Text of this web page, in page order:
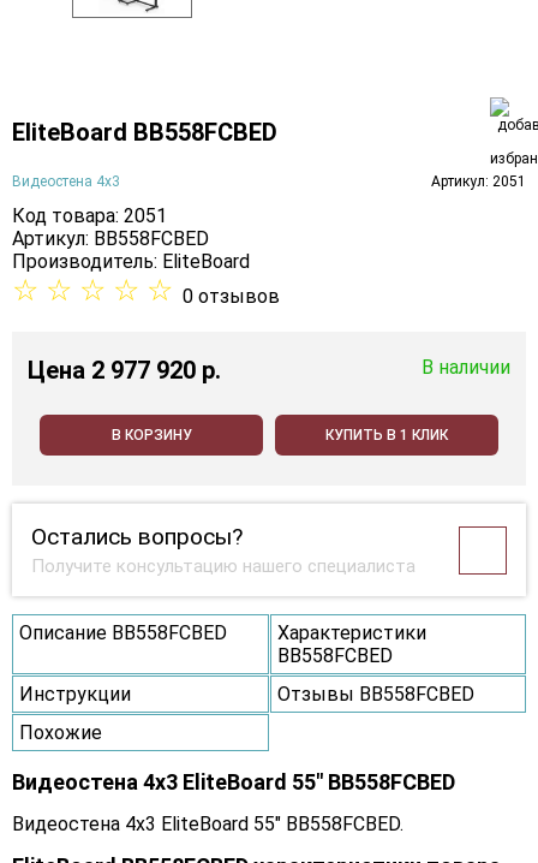
EliteBoard BB558FCBED
Видеостена 4х3 Артикул: 2051
Код товара: 2051
Артикул: BB558FCBED
Производитель: EliteBoard
☆ ☆ ☆ ☆ ☆ 0 отзывов
Цена 2 977 920 p. В наличии
В КОРЗИНУ КУПИТЬ В 1 КЛИК
Остались вопросы?
Получите консультацию нашего специалиста
Описание BB558FCBED
Характеристики
BB558FCBED
Инструкции
Отзывы BB558FCBED
Похожие
Видеостена 4x3 EliteBoard 55" BB558FCBED
Видеостена 4x3 EliteBoard 55" BB558FCBED.